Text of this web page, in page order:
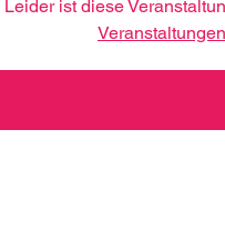
Leider ist diese